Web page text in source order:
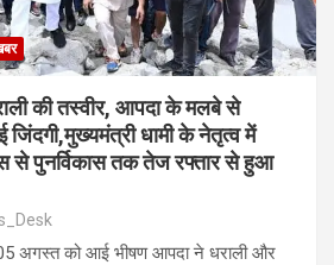
की तस्वीर, आपदा के मलबे से
धामी के नेतृत्व में
से पुनर्विकास तक तेज रफ्तार से हुआ
अगस्त को आई भीषण आपदा ने धराली और